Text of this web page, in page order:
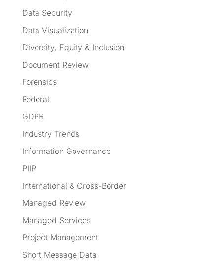
Data Security
Data Visualization
Diversity, Equity & Inclusion
Document Review
Forensics
Federal
GDPR
Industry Trends
Information Governance
PIIP
International & Cross-Border
Managed Review
Managed Services
Project Management
Short Message Data